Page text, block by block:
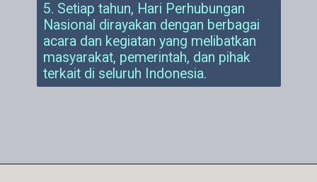
5. Setiap tahun, Hari Perhubungan
Nasional dirayakan dengan berbagai
acara dan kegiatan yang melibatkan
masyarakat, pemerintah, dan pihak
terkait di seluruh Indonesia.